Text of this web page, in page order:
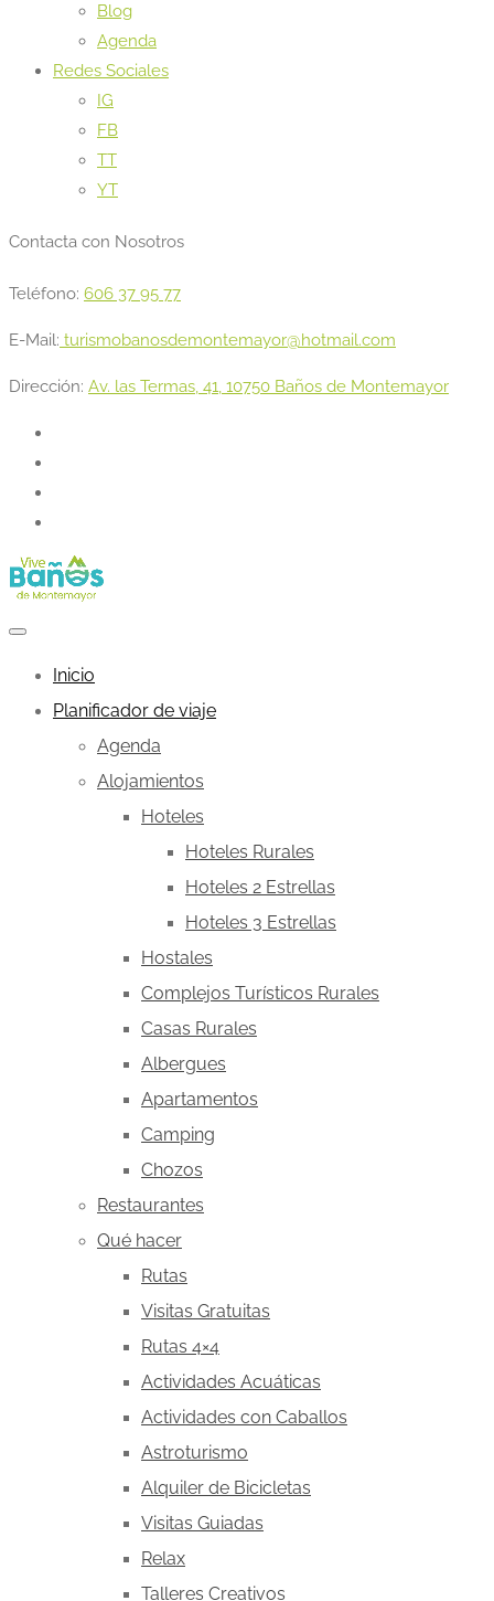
Blog
Agenda
Redes Sociales
IG
FB
TT
YT
Contacta con Nosotros
Teléfono: 606 37 95 77
E-Mail: turismobanosdemontemayor@hotmail.com
Dirección: Av. las Termas, 41, 10750 Baños de Montemayor
Inicio
Planificador de viaje
Agenda
Alojamientos
Hoteles
Hoteles Rurales
Hoteles 2 Estrellas
Hoteles 3 Estrellas
Hostales
Complejos Turísticos Rurales
Casas Rurales
Albergues
Apartamentos
Camping
Chozos
Restaurantes
Qué hacer
Rutas
Visitas Gratuitas
Rutas 4×4
Actividades Acuáticas
Actividades con Caballos
Astroturismo
Alquiler de Bicicletas
Visitas Guiadas
Relax
Talleres Creativos